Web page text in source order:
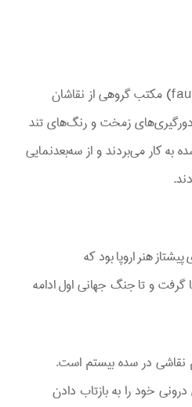
) مکتب گروهی از نقاشان
زمخت و رنگ‌های تند
به کار می‌بردند و از سه‌بعدنمایی
هنر اروپا بود که
در فرانسه پا گرفت و تا جنگ جهانی اول ادامه
در سده بیستم است.
خود را به بازتاب دادن